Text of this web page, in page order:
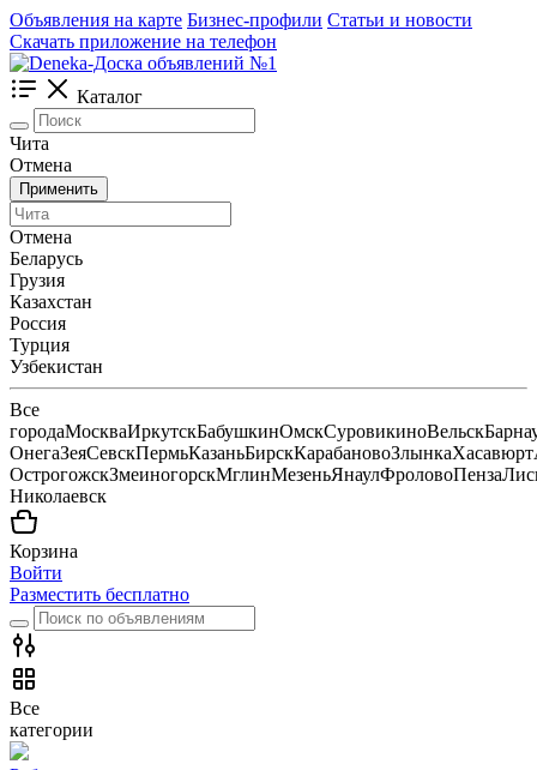
Объявления на карте Бизнес-профили Статьи и новости
Скачать приложение на телефон
Каталог
Чита
Отмена
Применить
Отмена
Беларусь
Грузия
Казахстан
Россия
Турция
Узбекистан
Все
городаМоскваИркутскБабушкинОмскСуровикиноВельск
ОнегаЗеяСевскПермьКазаньБирскКарабановоЗлынкаХасавюрт
ОстрогожскЗмеиногорскМглинМезеньЯнаулФроловоПенза
Николаевск
Корзина
Войти
Разместить бесплатно
Все
категории